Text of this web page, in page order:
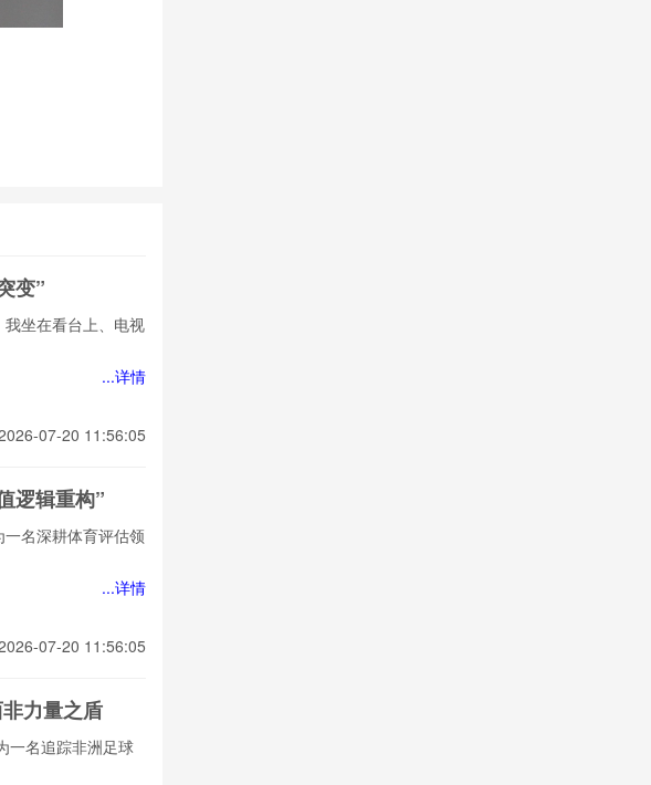
变”
坐在看台上、电视
...详情
07-20 11:56:05
逻辑重构”
名深耕体育评估领
...详情
07-20 11:56:05
力量之盾
一名追踪非洲足球